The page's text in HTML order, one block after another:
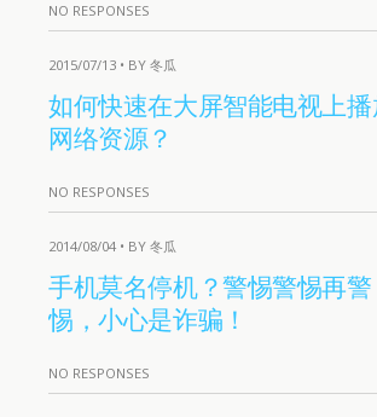
NO RESPONSES
2015/07/13 • BY 冬瓜
如何快速在大屏智能电视上
网络资源？
NO RESPONSES
2014/08/04 • BY 冬瓜
手机莫名停机？警惕警惕再警
惕，小心是诈骗！
NO RESPONSES